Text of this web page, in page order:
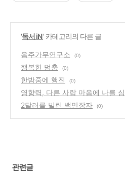
'독서 iN' 카테고리의 다른 글
음주가무연구소 (0)
행복한 멈춤 (0)
한밤중에 행진 (0)
영향력, 다른 사람 마음에 나를
한 스토리텔링 도서 서평
(0)
2달러를 빌린 백만장자 (0)
관련글